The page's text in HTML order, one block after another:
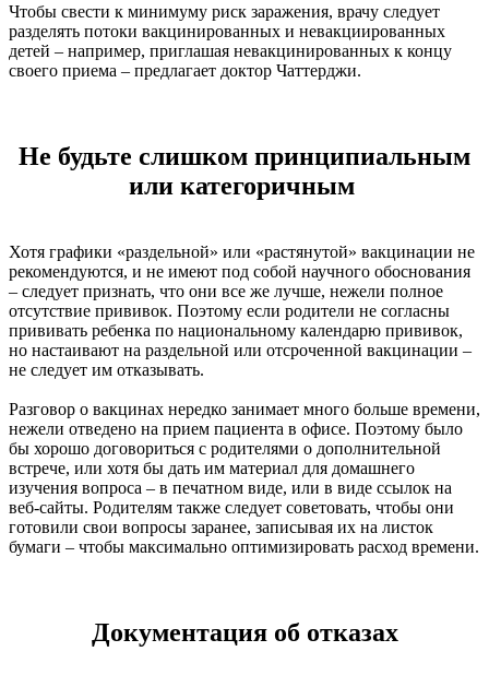
Чтобы свести к минимуму риск заражения, врачу следует
разделять потоки вакцинированных и невакциированных
детей – например, приглашая невакцинированных к концу
своего приема – предлагает доктор Чаттерджи.
Не будьте слишком принципиальным
или категоричным
Хотя графики «раздельной» или «растянутой» вакцинации не
рекомендуются, и не имеют под собой научного обоснования
– следует признать, что они все же лучше, нежели полное
отсутствие прививок. Поэтому если родители не согласны
прививать ребенка по национальному календарю прививок,
но настаивают на раздельной или отсроченной вакцинации –
не следует им отказывать.
Разговор о вакцинах нередко занимает много больше времени,
нежели отведено на прием пациента в офисе. Поэтому было
бы хорошо договориться с родителями о дополнительной
встрече, или хотя бы дать им материал для домашнего
изучения вопроса – в печатном виде, или в виде ссылок на
веб-сайты. Родителям также следует советовать, чтобы они
готовили свои вопросы заранее, записывая их на листок
бумаги – чтобы максимально оптимизировать расход времени.
Документация об отказах